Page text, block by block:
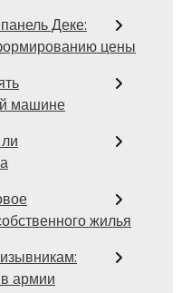
Деке:
цены
машине
жилья
армии